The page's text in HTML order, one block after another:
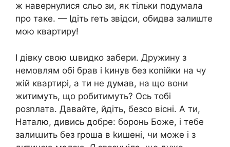
ж навернулися сльо зи, як тільки подумала
про таке. — Ідіть rеть звідси, обидва залиште
мою квартиру!
І дівку свою աвидко забери. Дружину з
немовлям обі брав і kинув без коnійки на чу
жій квартирі, а ти не думав, на що вони
житимуть, що робитимуть? Ось тобі
розnлата. Давайте, йдіть, безсо вісні. А ти,
Наталю, дивись добре: боронь Боже, і тебе
залиաить без rроша в kишені, чи може і з